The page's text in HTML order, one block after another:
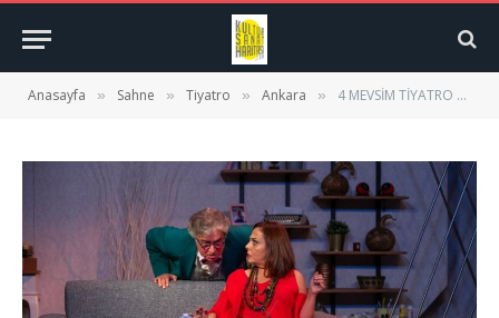
Anasayfa » Sahne » Tiyatro » Ankara » 4 MEVSİM TİYATRO SALONU